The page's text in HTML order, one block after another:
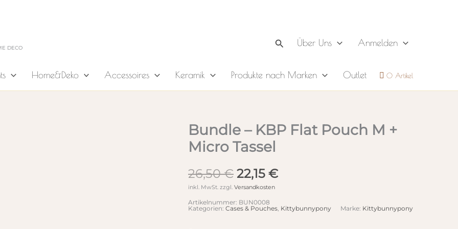
DECO Über Uns Anmelden
Home&Deko Accessoires Keramik Produkte nach Marken Outlet 0 Artikel
Bundle – KBP Flat Pouch M +
Micro Tassel
26,50€ Ursprünglicher
Preis
war:
26,50 €
22,15 €Aktueller
22,15 €.
inkl. MwSt. zzgl. Versandkosten
Artikelnummer: BUN0008
Kategorien: Cases & Pouches Kittybunnypony Marke: Kittybunnypony